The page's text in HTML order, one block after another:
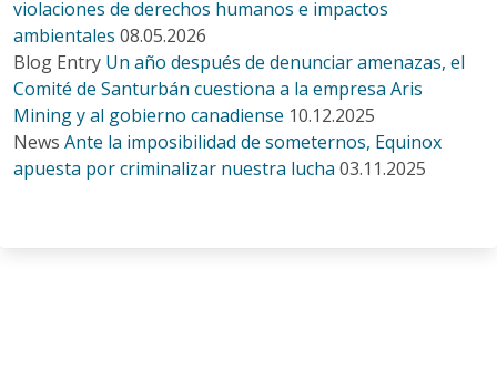
violaciones de derechos humanos e impactos
ambientales 08.05.2026
Blog Entry Un año después de denunciar amenazas, el
Comité de Santurbán cuestiona a la empresa Aris
Mining y al gobierno canadiense 10.12.2025
News Ante la imposibilidad de someternos, Equinox
apuesta por criminalizar nuestra lucha 03.11.2025